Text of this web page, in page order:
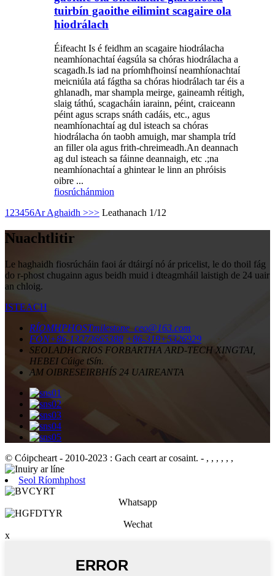
tuirbín gaoithe eilimint scagaire ola
hiodrálach
Éifeacht Is é feidhm an scagaire hiodrálacha
neamhíonachtaí éagsúla sa chóras hiodrálacha a
scagadh.Is iad na príomhfhoinsí neamhíonachtaí
meicniúla atá fágtha sa chóras hiodrálach tar éis a
ghlanadh, mar shampla meirge, gaineamh réitigh,
slaig táthú, scagacháin iarainn, péint, craiceann
péint agus scraps snáth cadáis, etc., agus
neamhíonachtaí ag dul isteach sa chóras
hiodrálacha ón taobh amuigh, mar shampla tríd
an filler ola agus frith-chreimeadh.An deannach
ag dul isteach sa fáinne deannaigh, etc .;na
neamhíonachtaí a ghintear le linn an phróisis
oibre ...
fiosrúchánmion
1 23456Ar Aghaidh >>> Leathanach 1/12
Nuachtlitir
Le haghaidh fiosrúcháin faoi ár dtáirgí nó ár pricelist, le do thoil fág
do r-phost chugainn agus beidh muid i dteagmháil laistigh de 24 uair
an chloig.
ISTEACH
RÍOMHPHOSTmilestone_ceo@163.com
FÓN+86-13273665388 +86-319+5326929
SEOLADHCRIOS FORBARTHA ARD-TECH XINGTAI,
HEBEI Cúige tSín.
AM OIBRESEIRBHÍS 24 UAIREANTA
© Cóipcheart - 2010-2023 : Gach ceart ar cosaint. - , , , , , ,
Seol Ríomhphost
Whatsapp
Wechat
x